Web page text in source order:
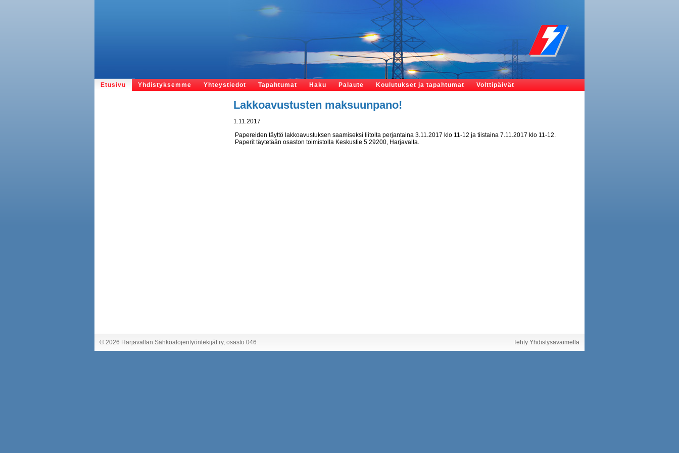
Etusivu Yhdistyksemme Yhteystiedot Tapahtumat Haku Palaute Koulutukset ja tapahtumat Volttipäivät
Lakkoavustusten maksuunpano!
1.11.2017
Papereiden täyttö lakkoavustuksen saamiseksi liitolta perjantaina 3.11.2017 klo 11-12 ja tiistaina 7.11.2017 klo 11-12.
Paperit täytetään osaston toimistolla Keskustie 5 29200, Harjavalta.
Tehty Yhdistysavaimella
© 2026 Harjavallan Sähköalojentyöntekijät ry, osasto 046